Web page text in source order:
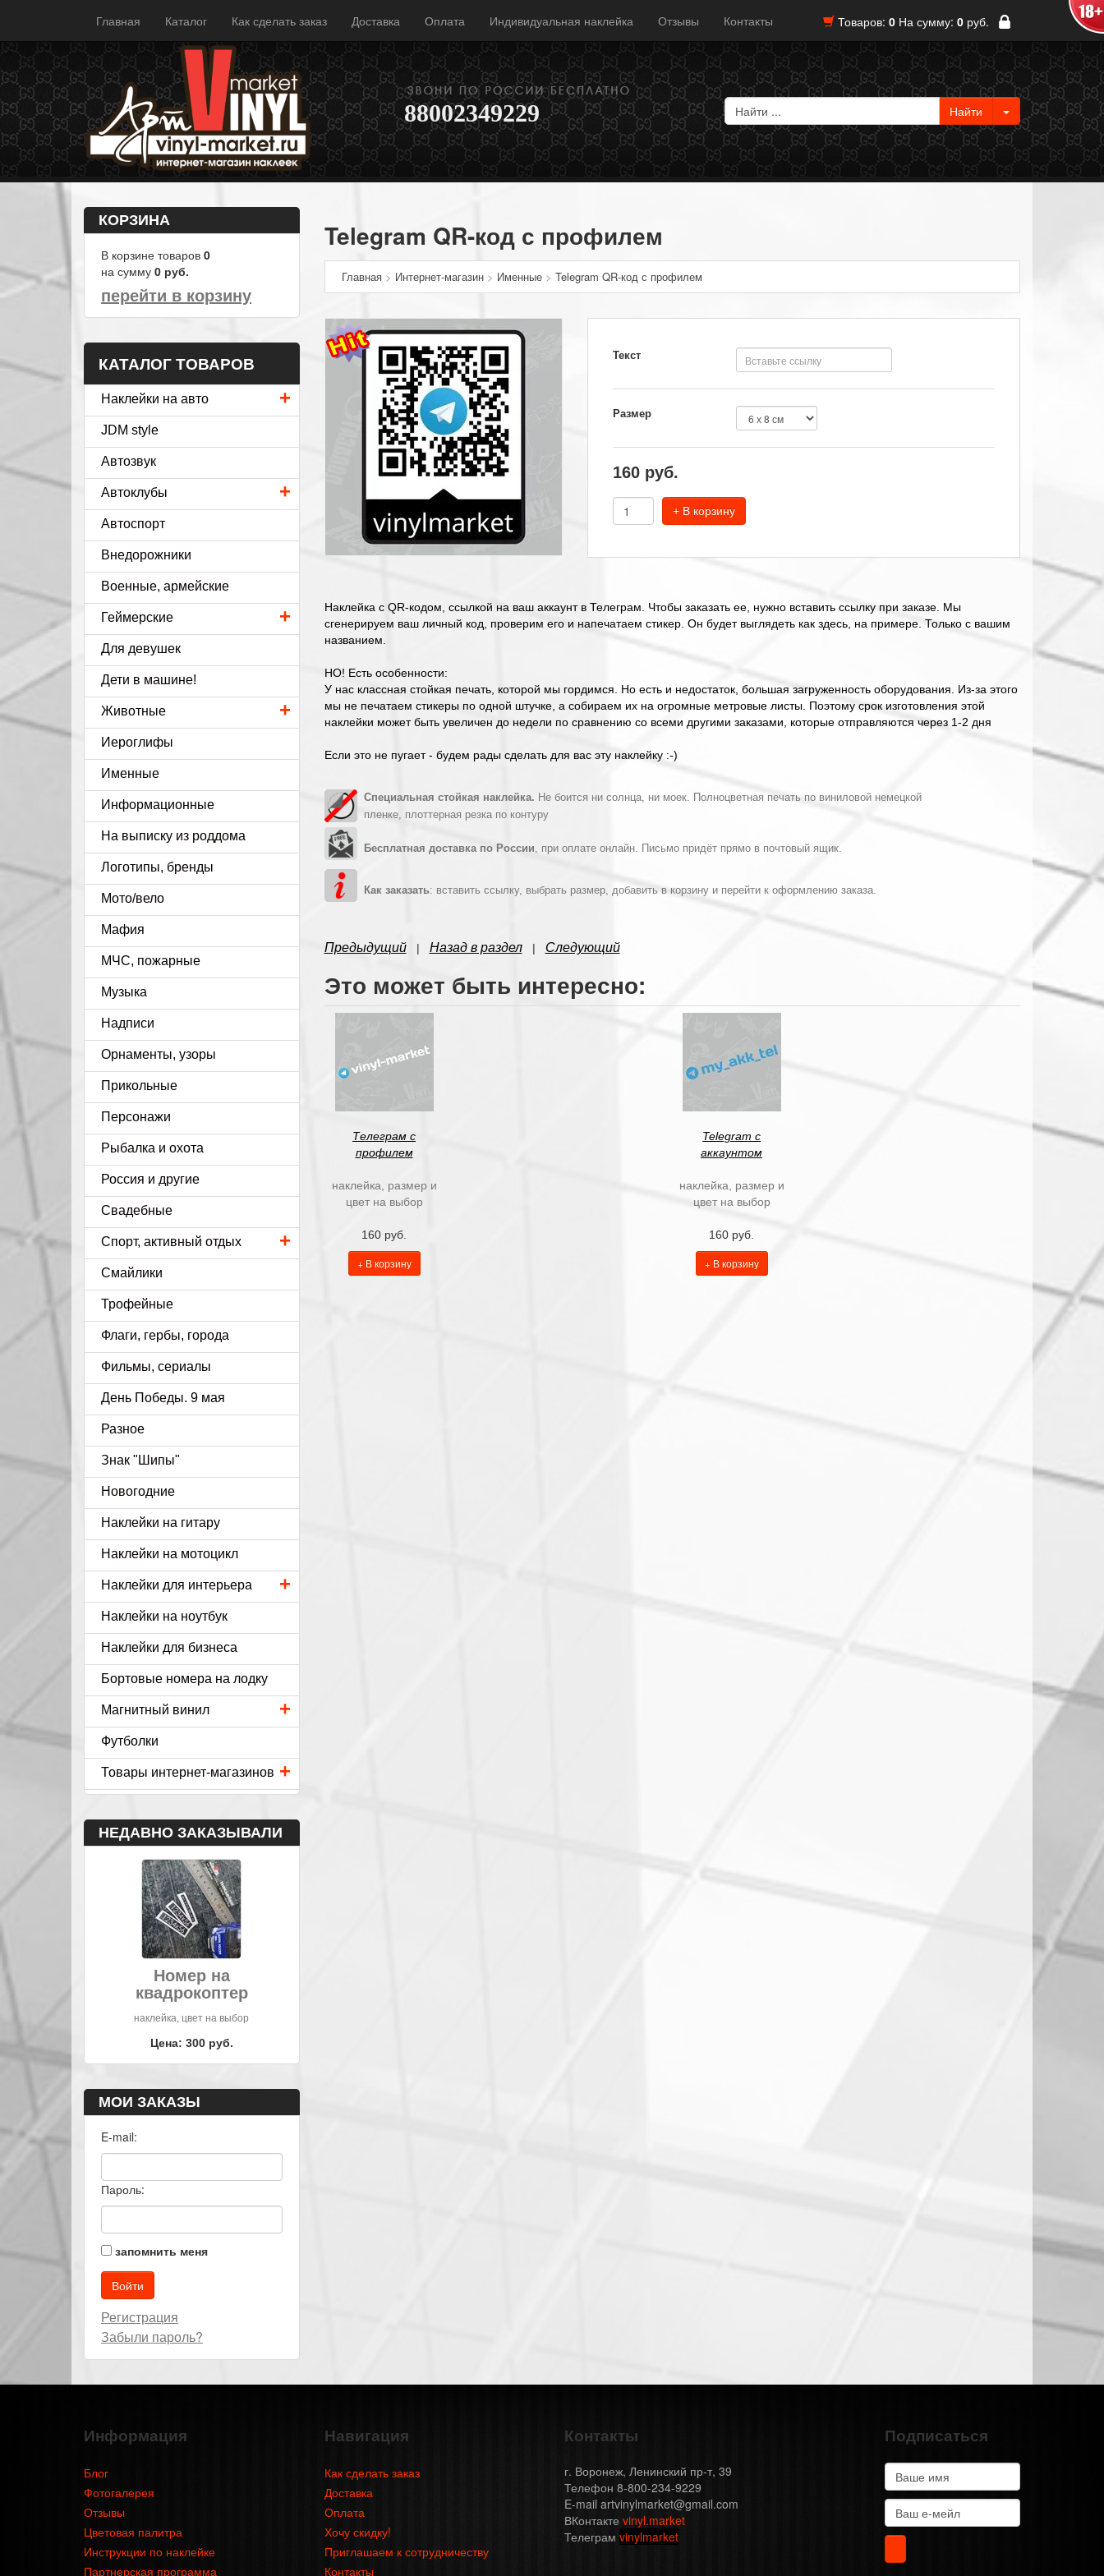
Товаров: 0 На сумму: 0 руб.
Главная Каталог Как сделать заказ Доставка Оплата Индивидуальная наклейка Отзывы Контакты
88002349229
Telegram QR-код с профилем
Главная> Интернет-магазин> Именные> Telegram QR-код с профилем
Текст
Размер
160руб.
+ В корзину
Наклейка с QR-кодом, ссылкой на ваш аккаунт в Телеграм. Чтобы заказать ее, нужно вставить ссылку при заказе. Мы
сгенерируем ваш личный код, проверим его и напечатаем стикер. Он будет выглядеть как здесь, на примере. Только с вашим
названием.
НО! Есть особенности:
У нас классная стойкая печать, которой мы гордимся. Но есть и недостаток, большая загруженность оборудования. Из-за этого
мы не печатаем стикеры по одной штучке, а собираем их на огромные метровые листы. Поэтому срок изготовления этой
наклейки может быть увеличен до недели по сравнению со всеми другими заказами, которые отправляются через 1-2 дня
Если это не пугает - будем рады сделать для вас эту наклейку :-)
Специальная стойкая наклейка. Не боится ни солнца, ни моек. Полноцветная печать по виниловой немецкой
пленке, плоттерная резка по контуру
Бесплатная доставка по России, при оплате онлайн. Письмо придёт прямо в почтовый ящик.
Как заказать: вставить ссылку, выбрать размер, добавить в корзину и перейти к оформлению заказа.
Предыдущий| Назад в раздел| Следующий
Это может быть интересно:
Телеграм с
профилем
наклейка, размер и
цвет на выбор
160 руб.
+ В корзину
Telegram с
аккаунтом
наклейка, размер и
цвет на выбор
160 руб.
+ В корзину
КОРЗИНА
В корзине товаров 0
на сумму 0 руб.
перейти в корзину
КАТАЛОГ ТОВАРОВ
+
Наклейки на авто
JDM style
Автозвук
+
Автоклубы
Автоспорт
Внедорожники
Военные, армейские
+
Геймерские
Для девушек
Дети в машине!
+
Животные
Иероглифы
Именные
Информационные
На выписку из роддома
Логотипы, бренды
Мото/вело
Мафия
МЧС, пожарные
Музыка
Надписи
Орнаменты, узоры
Прикольные
Персонажи
Рыбалка и охота
Россия и другие
Свадебные
+
Спорт, активный отдых
Смайлики
Трофейные
Флаги, гербы, города
Фильмы, сериалы
День Победы. 9 мая
Разное
Знак "Шипы"
Новогодние
Наклейки на гитару
Наклейки на мотоцикл
+
Наклейки для интерьера
Наклейки на ноутбук
Наклейки для бизнеса
Бортовые номера на лодку
+
Магнитный винил
Футболки
+
Товары интернет-магазинов
НЕДАВНО ЗАКАЗЫВАЛИ
Номер на
квадрокоптер
наклейка, цвет на выбор
Цена: 300 руб.
МОИ ЗАКАЗЫ
E-mail:
Пароль:
запомнить меня
Регистрация
Забыли пароль?
Информация
Блог
Фотогалерея
Отзывы
Цветовая палитра
Инструкции по наклейке
Партнерская программа
Навигация
Как сделать заказ
Доставка
Оплата
Хочу скидку!
Приглашаем к сотрудничеству
Контакты
Контакты
г. Воронеж, Ленинский пр-т, 39
Телефон 8-800-234-9229
E-mail artvinylmarket@gmail.com
ВКонтакте vinyl.market
Телеграм vinylmarket
Подписаться